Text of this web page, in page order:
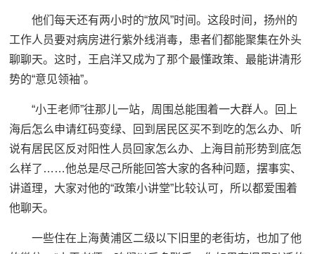
他们每天还有两小时的“放风”时间。这段时间，扬州的
工作人员要对病房进行紫外线消毒，患者们都能聚集在外头
聊聊天。这时，王启洋又成为了那个最懂政策、最能讲清形
势的“意见领袖”。
“小王老师”往那儿一站，周围总能围着一大群人。回上
海后怎么申请红码变绿、回到居民区买不到吃的怎么办、听
说有居民区反对阳性人员回家怎么办、上海目前形势到底怎
么样了……他总是尽己所能回答大家的各种问题，摆事实、
讲道理，大家对他的“政策小讲堂”比较认可，所以都爱围着
他聊天。
一些住在上海黄浦区二级以下旧里的老街坊，也加了他